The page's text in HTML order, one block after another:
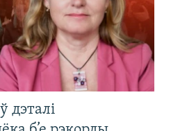
дэталі